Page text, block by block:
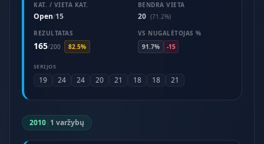
KAT. / VIETA KAT.
Open/15
BENDRA VIETA
20 (71.2%)
REZULTATAS
165/200 82.5%
VS NUGALĖTOJAS %
91.7%
-15
SERIJOS
19 24 24 20 21 18 18 21
2010| 1 varžybų